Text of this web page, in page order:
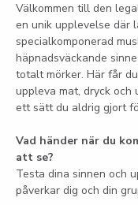
Välkommen till den
en unik upplevelse där
specialkomponerad
häpnadsväckande
totalt mörker. Här får
uppleva mat, dryck och
ett sätt du aldrig gjort
Vad händer när du
att se?
Testa dina sinnen och
påverkar dig och din